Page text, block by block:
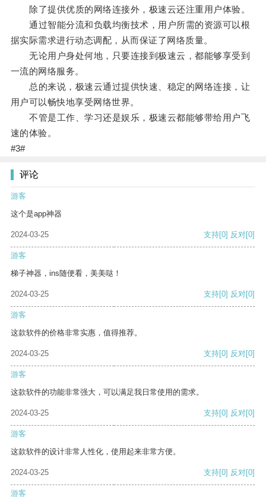
除了提供优质的网络连接外，极速云还注重用户体验。
通过智能分流和负载均衡技术，用户所需的资源可以根
据实际需求进行动态调配，从而保证了网络质量。
无论用户身处何地，只要连接到极速云，都能够享受到
一流的网络服务。
总的来说，极速云通过提供快速、稳定的网络连接，让
用户可以畅快地享受网络世界。
不管是工作、学习还是娱乐，极速云都能够带给用户飞
速的体验。
#3#
评论
游客
这个是app神器
2024-03-25 支持[0] 反对[0]
游客
梯子神器，ins随便看，美美哒！
2024-03-25 支持[0] 反对[0]
游客
这款软件的价格非常实惠，值得推荐。
2024-03-25 支持[0] 反对[0]
游客
这款软件的功能非常强大，可以满足我日常使用的需求。
2024-03-25 支持[0] 反对[0]
游客
这款软件的设计非常人性化，使用起来非常方便。
2024-03-25 支持[0] 反对[0]
游客